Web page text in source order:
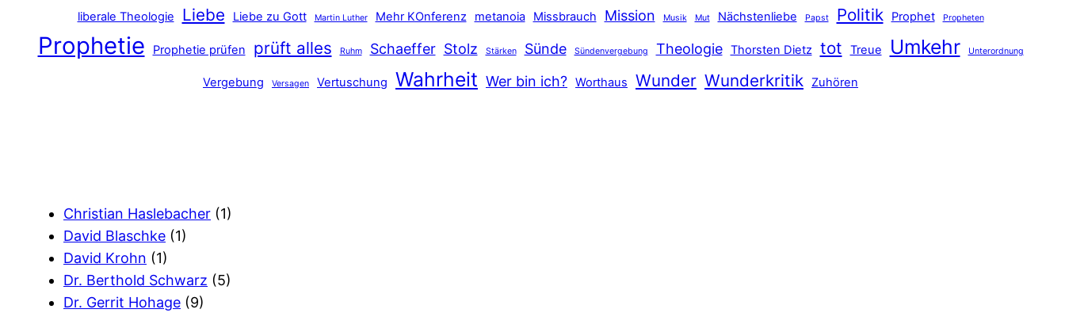
liberale Theologie Liebe Liebe zu Gott Martin Luther Mehr KOnferenz metanoia Missbrauch Mission Musik Mut Nächstenliebe Papst Politik Prophet Propheten
Prophetie Prophetie prüfen prüft alles Ruhm Schaeffer Stolz Stärken Sünde Sündenvergebung Theologie Thorsten Dietz tot Treue Umkehr Unterordnung
Vergebung Versagen Vertuschung Wahrheit Wer bin ich? Worthaus Wunder Wunderkritik Zuhören
Christian Haslebacher (1)
David Blaschke (1)
David Krohn (1)
Dr. Berthold Schwarz (5)
Dr. Gerrit Hohage (9)